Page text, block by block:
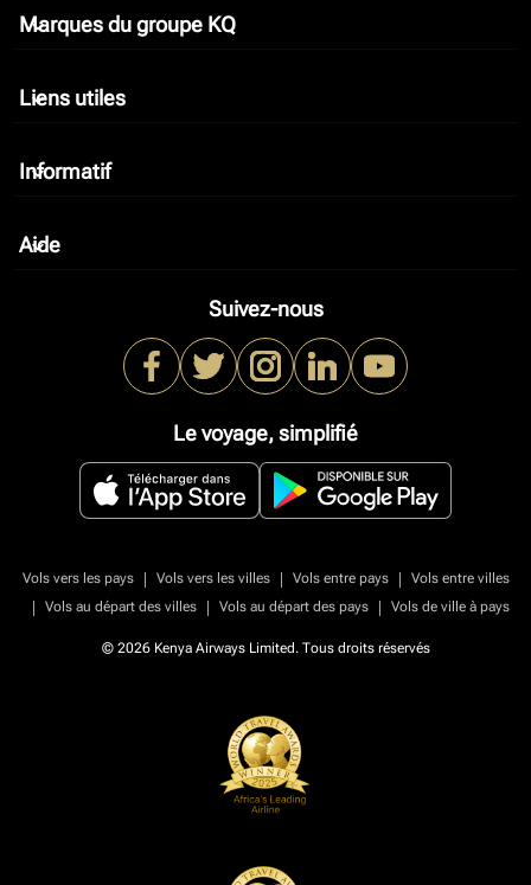
Marques du groupe KQ
keyboard_arrow_down
Liens utiles
keyboard_arrow_down
Informatif
keyboard_arrow_down
Aide
keyboard_arrow_down
Suivez-nous
Le voyage, simplifié
Vols vers les pays | Vols vers les villes | Vols entre pays |
Vols entre villes
|
Vols au départ des villes | Vols au départ des pays | Vols de ville à pays
© 2026 Kenya Airways Limited. Tous droits réservés